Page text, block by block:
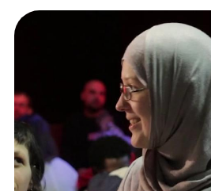
Mana
Festivāls
Arhīvs